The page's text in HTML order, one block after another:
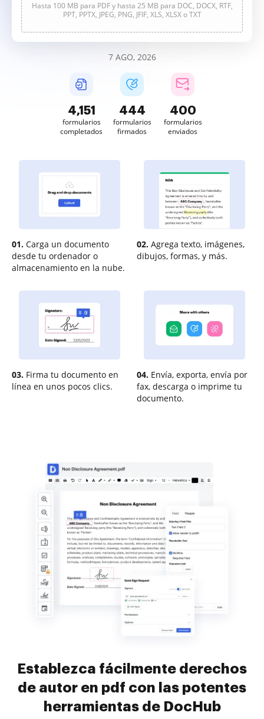
Hasta 100 MB para PDF y hasta 25 MB para DOC, DOCX, RTF,
PPT, PPTX, JPEG, PNG, JFIF, XLS, XLSX o TXT
7 AGO, 2026
4,152
formularios
completados
444
formularios
firmados
400
formularios
enviados
01. Carga un documento
desde tu ordenador o
almacenamiento en la nube.
02. Agrega texto, imágenes,
dibujos, formas, y más.
03. Firma tu documento en
línea en unos pocos clics.
04. Envía, exporta, envía por
fax, descarga o imprime tu
documento.
Establezca fácilmente derechos
de autor en pdf con las potentes
herramientas de DocHub